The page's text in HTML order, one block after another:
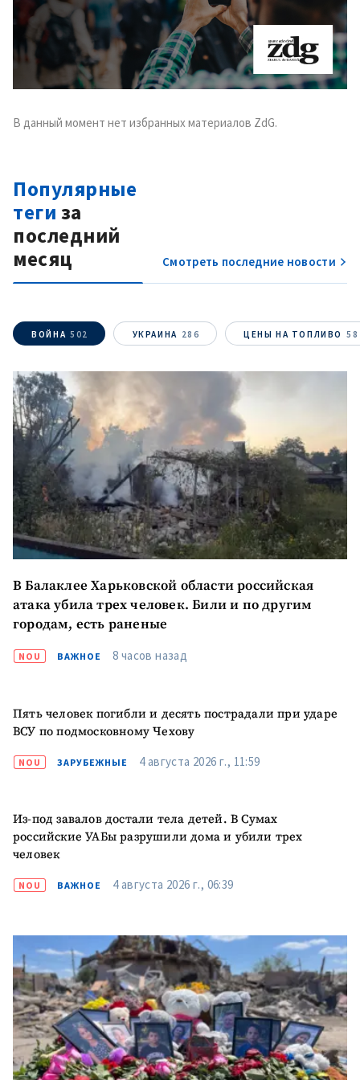
ПОДДЕРЖАТЬ
В данный момент нет избранных материалов ZdG.
Популярные
теги за
последний
месяц
Смотреть последние новости
ВОЙНА 502 УКРАИНА 286 ЦЕНЫ НА ТОПЛИВО 58
В Балаклее Харьковской области российская
атака убила трех человек. Били и по другим
городам, есть раненые
NOU ВАЖНОЕ 8 часов назад
Пять человек погибли и десять пострадали при ударе
ВСУ по подмосковному Чехову
NOU ЗАРУБЕЖНЫЕ 4 августа 2026 г., 11:59
Из-под завалов достали тела детей. В Сумах
российские УАБы разрушили дома и убили трех
человек
NOU ВАЖНОЕ 4 августа 2026 г., 06:39
Телефон
+ Личный телефон
Я прочитал(а) и согласен(на)
сполитикой
ОТПРАВИТЬ НОВОСТЬ